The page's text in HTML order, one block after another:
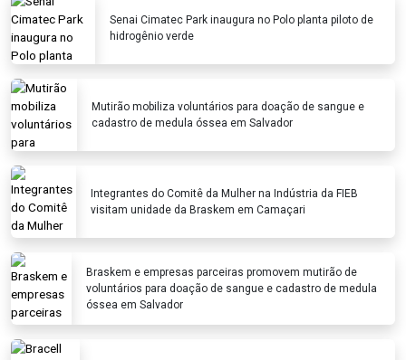
Senai Cimatec Park inaugura no Polo planta piloto de
hidrogênio verde
Mutirão mobiliza voluntários para doação de sangue e
cadastro de medula óssea em Salvador
Integrantes do Comitê da Mulher na Indústria da FIEB
visitam unidade da Braskem em Camaçari
Braskem e empresas parceiras promovem mutirão de
voluntários para doação de sangue e cadastro de medula
óssea em Salvador